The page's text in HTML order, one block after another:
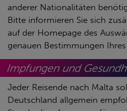
anderer Nationalitäten
Bitte informieren Sie sich
auf der Homepage des
genauen Bestimmungen Ihres
Impfungen und
Jeder Reisende nach Malta
Deutschland allgemein